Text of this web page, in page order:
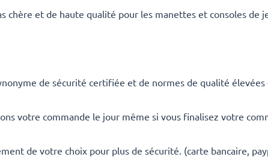
chère et de haute qualité pour les manettes et consoles de
de sécurité certifiée et de normes de qualité
votre commande le jour même si vous finalisez votre
de votre choix pour plus de sécurité. (carte bancaire,